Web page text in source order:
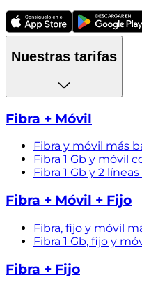
Nuestras tarifas
Fibra + Móvil
Fibra y móvil más
Fibra 1 Gb y móvil
Fibra 1 Gb y 2
Fibra + Móvil + Fijo
Fibra, fijo y móvil
Fibra 1 Gb, fijo y
Fibra + Fijo